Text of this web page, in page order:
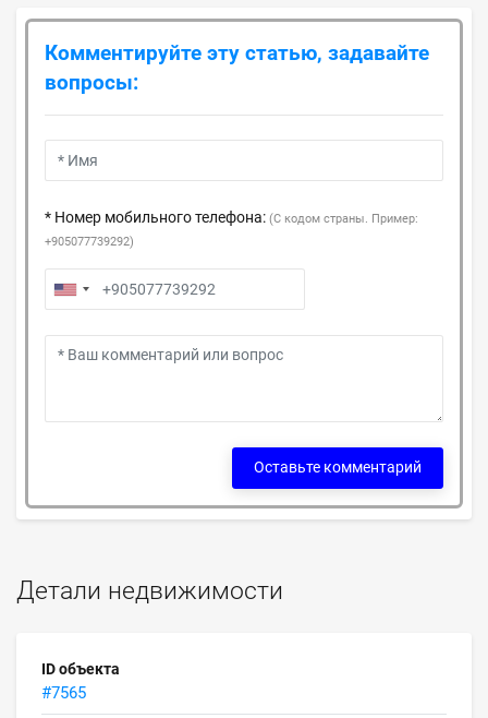
Детали недвижимости
ID объекта
#7565
Комментируйте эту статью, задавайте
вопросы:
* Номер мобильного телефона: (С кодом страны. Пример:
+905077739292)
Оставьте комментарий